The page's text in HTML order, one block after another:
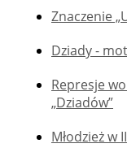
Znaczenie
Dziady -
Represje
„Dziadów”
Młodzież w